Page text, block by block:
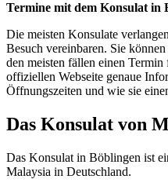
Termine mit dem Konsulat in
Die meisten Konsulate
Besuch vereinbaren. Sie
den meisten fällen einen
offiziellen Webseite genaue
Öffnungszeiten und wie sie
Das Konsulat von
Das Konsulat in Böblingen ist
Malaysia in Deutschland.